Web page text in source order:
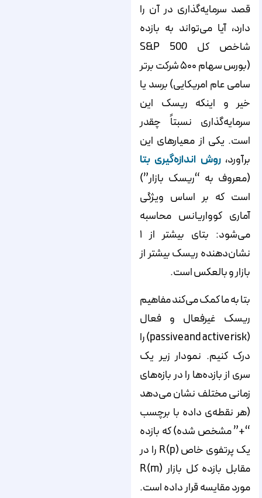
قصد سرمایه‌گذاری در آن را
دارد، آیا می‌تواند به بازده
شاخص کل S&P 500
(بورس سهام ۵۰۰ شرکت برتر
سامی عام امریکایی) برسد یا
خیر و اینکه ریسک این
سرمایه‌گذاری نسبتاً چقدر
است. یکی از معیارهای این
برآورد،روش اندازه‌گیری بتا
(معروف به “ریسک بازار”)
است که بر اساس ویژگی
آماری کوواریانس محاسبه
می‌شود: بتای بیشتر از ۱
نشان‌دهنده ریسک بیشتر از
بازار و بالعکس است.
بتا به ما کمک می‌کند مفاهیم
ریسک غیرفعال و فعال
(passive and active risk) را
درک کنیم. نمودار زیر یک
سری از بازده‌ها را در بازه‌های
زمانی مختلف نشان می‌دهد
(هر نقطه‌ی داده با برچسب
“+” مشخص شده) که بازده
یک پرتفوی خاص R(p) را در
مقابل بازده کل بازار R(m)
مورد مقایسه قرار داده است.